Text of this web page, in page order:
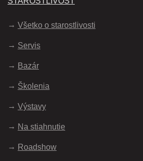
Všetko o starostlivosti
Servis
Bazár
Školenia
Výstavy
Na stiahnutie
Roadshow